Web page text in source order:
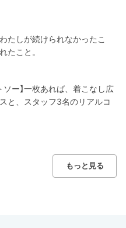
わたしが続けられなかったこ
たこと。
ソー】一枚あれば、着こなし広
と、スタッフ3名のリアルコ
もっと見る